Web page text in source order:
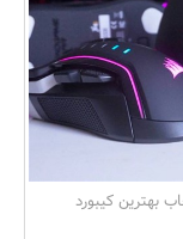
بانک، بیمه و سرمایه
مسکن و ساختمان
بهترین کیبورد